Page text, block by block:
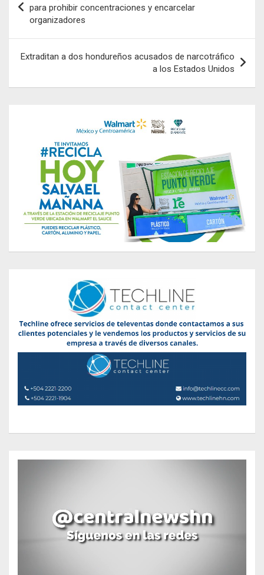
de
entradas
para prohibir concentraciones y encarcelar
organizadores
Extraditan a dos hondureños acusados de narcotráfico
a los Estados Unidos